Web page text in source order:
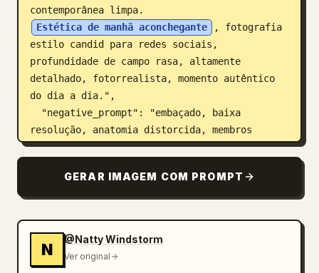
contemporânea limpa.
Estética de manhã aconchegante
, fotografia
estilo candid para redes sociais,
profundidade de campo rasa, altamente
detalhado, fotorrealista, momento autêntico
do dia a dia.",
resolução, anatomia distorcida, membros
extras, dedos extras, proporções irreais,
anime, CGI, pintura, marca d'água, texto,
logotipo, desfoque de movimento, imagem com
realces superexpostos",
  "camera": {
GERAR IMAGEM COM PROMPT
N
@Natty Windstorm
Ver original